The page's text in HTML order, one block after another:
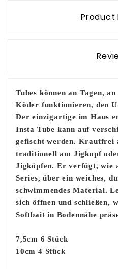
Product
Tubes können an Tagen,
Köder funktionieren, den
Der einzigartige im Haus
Insta Tube kann auf
gefischt werden. Krautfrei
traditionell am Jigkopf
Jigköpfen. Er verfügt, wie
Series, über ein weiches,
schwimmendes Material.
sich öffnen und schließen,
Softbait in Bodennähe
7,5cm 6 Stück
10cm 4 Stück